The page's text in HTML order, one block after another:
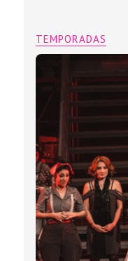
TEMPORADAS